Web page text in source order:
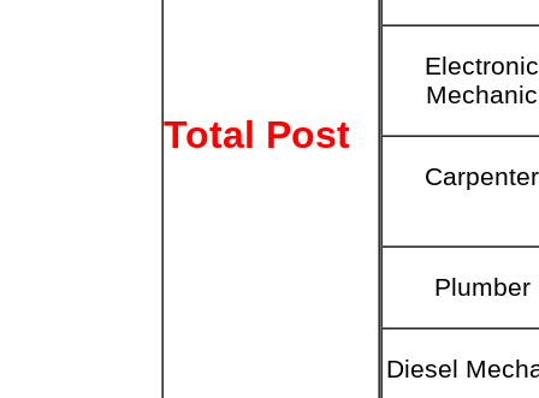
Total Post
Electronic
Mechanic
Carpenter
Plumber
Diesel